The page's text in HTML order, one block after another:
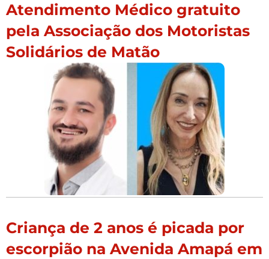
Atendimento Médico gratuito
pela Associação dos Motoristas
Solidários de Matão
Criança de 2 anos é picada por
escorpião na Avenida Amapá em